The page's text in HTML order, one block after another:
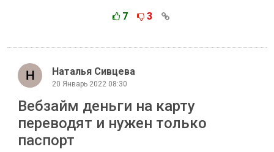
7 3
Наталья Сивцева
20 Январь 2022 08:30
Вебзайм деньги на карту
переводят и нужен только
паспорт